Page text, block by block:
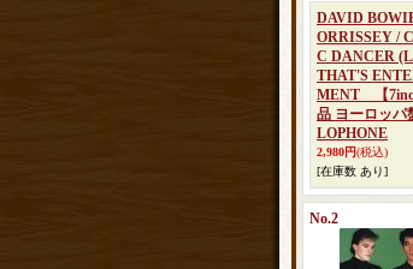
DAVID
ORRISSEY /
C DANCER
THAT'S
MENT 【
品 ヨーロッパ
LOPHONE
2,980円(税込)
[在庫数 あり]
No.2